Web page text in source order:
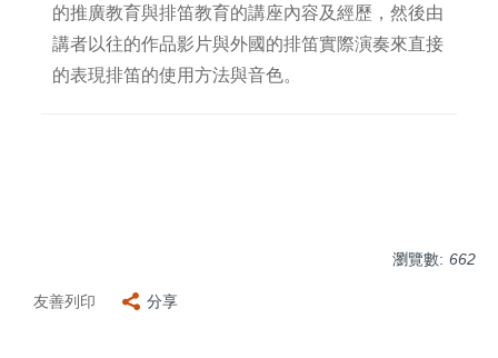
的推廣教育與排笛教育的講座內容及經歷，然後由
講者以往的作品影片與外國的排笛實際演奏來直接
的表現排笛的使用方法與音色。
瀏覽數: 662
友善列印 分享